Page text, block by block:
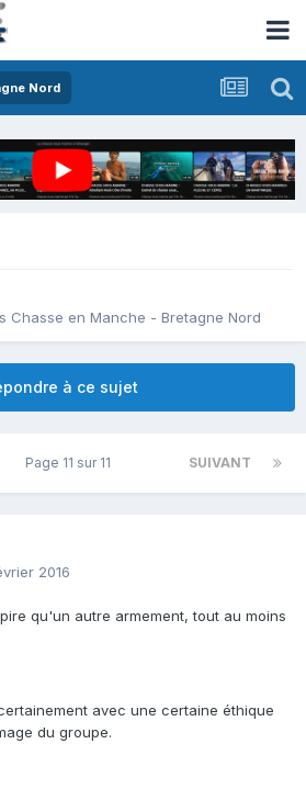
Nord
Chasse en Manche - Bretagne Nord
à ce sujet
SUIVANT
Page 11 sur 11
2016
qu'un autre armement, tout au moins
avec une certaine éthique
du groupe.